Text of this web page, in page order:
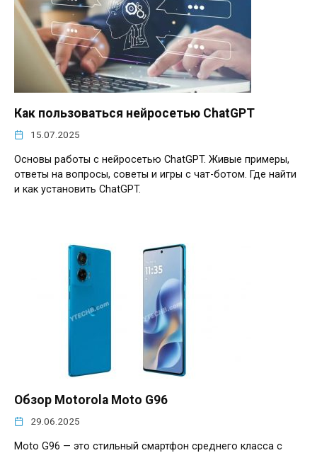
Как пользоваться нейросетью ChatGPT
15.07.2025
Основы работы с нейросетью ChatGPT. Живые примеры,
ответы на вопросы, советы и игры с чат-ботом. Где найти
и как установить ChatGPT.
Обзор Motorola Moto G96
29.06.2025
Moto G96 — это стильный смартфон среднего класса с